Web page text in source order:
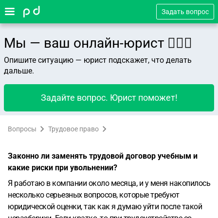
Задать вопрос
Мы — ваш онлайн-юрист 👨🏻‍⚖️
Опишите ситуацию — юрист подскажет, что делать
дальше.
Задайте вопрос. Юрист поможет!
Вопросы Трудовое право
Законно ли заменять трудовой договор учебным и
какие риски при увольнении?
Я работаю в компании около месяца, и у меня накопилось
несколько серьезных вопросов, которые требуют
юридической оценки, так как я думаю уйти после такой